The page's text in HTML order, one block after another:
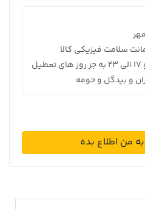
سلامت فیزیکی کالا
و بیدگل و حومه
من اطلاع بده